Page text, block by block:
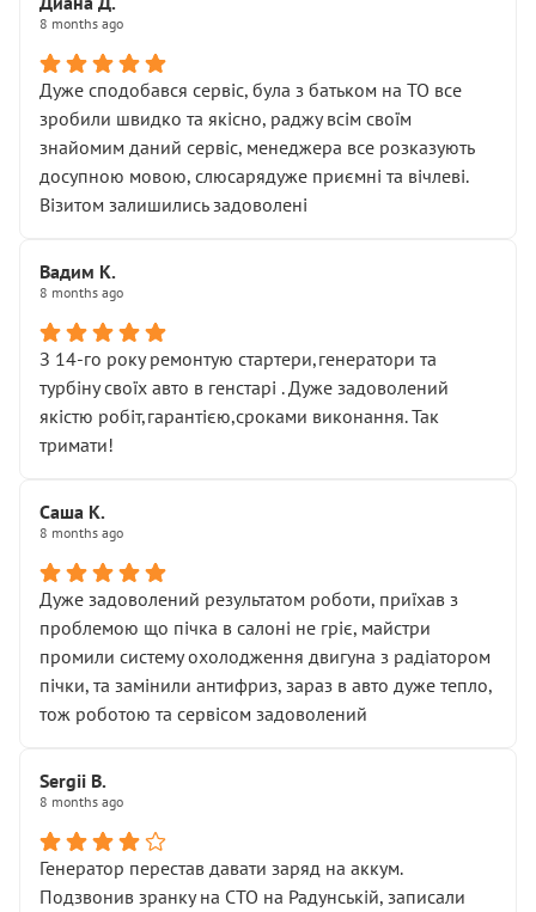
8 months ago
Дуже сподобався сервіс, була з батьком на ТО все
зробили швидко та якісно, раджу всім своїм
знайомим даний сервіс, менеджера все розказують
досупною мовою, слюсарядуже приємні та вічлеві.
Візитом залишились задоволені
Вадим К.
8 months ago
З 14-го року ремонтую стартери,генератори та
турбіну своїх авто в генстарі . Дуже задоволений
якістю робіт,гарантією,сроками виконання. Так
тримати!
Саша К.
8 months ago
Дуже задоволений результатом роботи, приїхав з
проблемою що пічка в салоні не гріє, майстри
промили систему охолодження двигуна з радіатором
пічки, та замінили антифриз, зараз в авто дуже тепло,
тож роботою та сервісом задоволений
Sergii B.
8 months ago
Генератор перестав давати заряд на аккум.
Подзвонив зранку на СТО на Радунській, записали